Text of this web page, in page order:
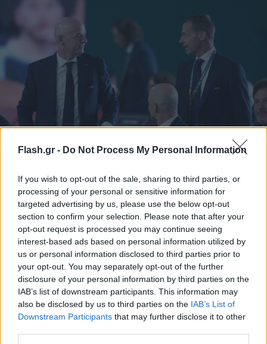
Flash.gr - Do Not Process My Personal Information
If you wish to opt-out of the sale, sharing to third parties, or
processing of your personal or sensitive information for
targeted advertising by us, please use the below opt-out
section to confirm your selection. Please note that after your
opt-out request is processed you may continue seeing
interest-based ads based on personal information utilized by
us or personal information disclosed to third parties prior to
your opt-out. You may separately opt-out of the further
disclosure of your personal information by third parties on the
IAB’s list of downstream participants. This information may
also be disclosed by us to third parties on the IAB’s List of
Downstream Participants that may further disclose it to other
Στα άκρα η σχέση UEFA - Ινφαντίνο: Τελεσίγραφο
του Τσέφεριν, «Παραιτήσου ή θα σε
καθαιρέσουμε»
Ο επικεφαλής της UEFA, Αλεκσάντερ Τσέφεριν, έσετιλε
τελεσίγραφο στον Τζιάνι Ινφαντίνο και του ζητά να
παραιτηθεί.
01.08.2026 17:23
Συντακτική
Flash.gr